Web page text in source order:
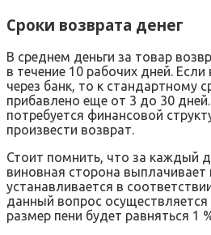
Сроки возврата денег
В среднем деньги за товар
в течение 10 рабочих дней.
через банк, то к стандартному
прибавлено еще от 3 до 30
потребуется финансовой
произвести возврат.
Стоит помнить, что за каждый
виновная сторона выплачивает
устанавливается в
данный вопрос осуществляется
размер пени будет равняться 1